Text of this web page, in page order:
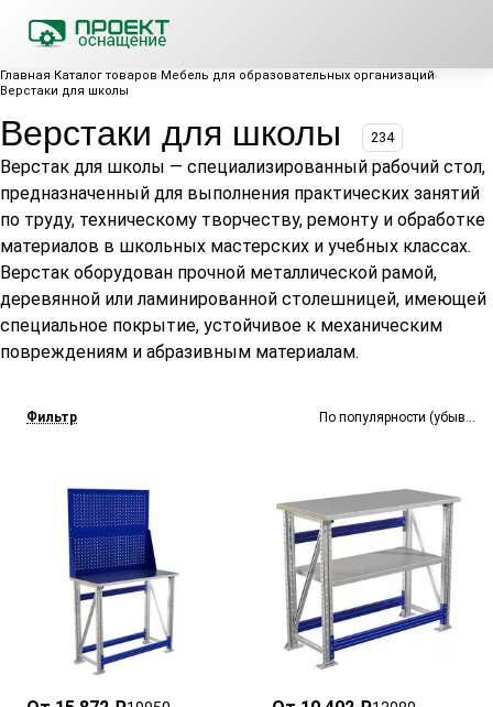
Главная Каталог товаров Мебель для образовательных организаций
Верстаки для школы
Верстаки для школы 234
Верстак для школы — специализированный рабочий стол,
предназначенный для выполнения практических занятий
по труду, техническому творчеству, ремонту и обработке
материалов в школьных мастерских и учебных классах.
Верстак оборудован прочной металлической рамой,
деревянной или ламинированной столешницей, имеющей
специальное покрытие, устойчивое к механическим
повреждениям и абразивным материалам.
Фильтр По популярности